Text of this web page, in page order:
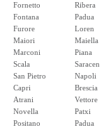
Fornetto
Fontana
Furore
Maiori
Marconi
Scala
San Pietro
Capri
Atrani
Novella
Positano
Ribera
Padua
Loren
Maiella
Piana
Saracen
Napoli
Brescia
Vettore
Patxi
Padua